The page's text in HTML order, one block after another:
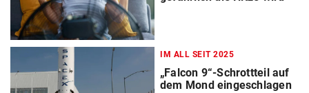
IM ALL SEIT 2025
„Falcon 9“-Schrottteil auf
dem Mond eingeschlagen